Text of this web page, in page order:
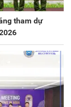
tham dự